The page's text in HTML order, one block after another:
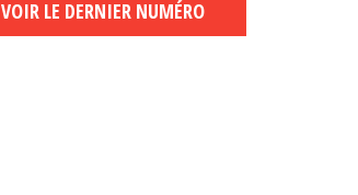
VOIR LE DERNIER NUMÉRO